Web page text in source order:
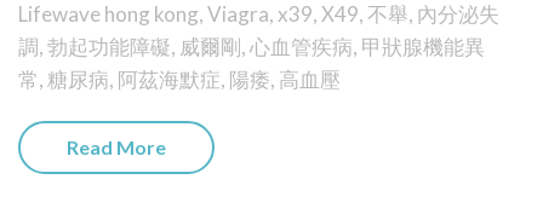
Lifewave hong kong,Viagra,x39,X49, 不舉, 內分泌失
調,勃起功能障礙, 威爾剛,心血管疾病, 甲狀腺機能異
常,糖尿病, 阿茲海默症, 陽痿, 高血壓
Read More